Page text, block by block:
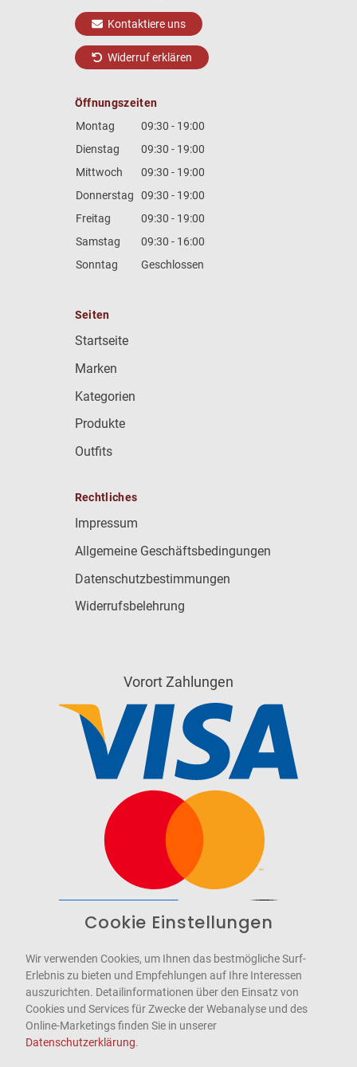
Kontaktiere uns
Widerruf erklären
Öffnungszeiten
Montag
09:30 - 19:00
Dienstag
09:30 - 19:00
Mittwoch
09:30 - 19:00
Donnerstag
09:30 - 19:00
Freitag
09:30 - 19:00
Samstag
09:30 - 16:00
Sonntag
Geschlossen
Seiten
Startseite
Marken
Kategorien
Produkte
Outfits
Rechtliches
Impressum
Allgemeine Geschäftsbedingungen
Datenschutzbestimmungen
Widerrufsbelehrung
Vorort Zahlungen
WCAG-2.1-AA
Cookie Einstellungen
Wir verwenden Cookies, um Ihnen das bestmögliche Surf-
Erlebnis zu bieten und Empfehlungen auf Ihre Interessen
auszurichten. Detailinformationen über den Einsatz von
Cookies und Services für Zwecke der Webanalyse und des
Online-Marketings finden Sie in unserer
Datenschutzerklärung.